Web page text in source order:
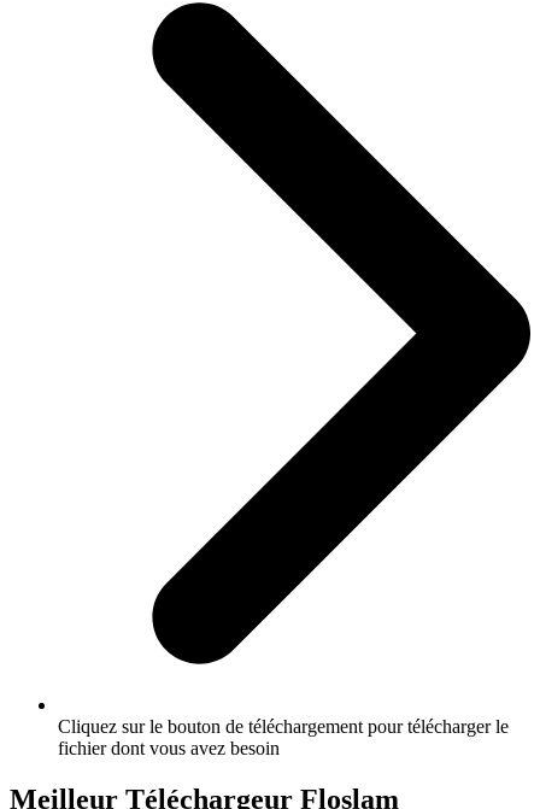
Cliquez sur le bouton de téléchargement pour télécharger le
fichier dont vous avez besoin
Meilleur Téléchargeur Floslam